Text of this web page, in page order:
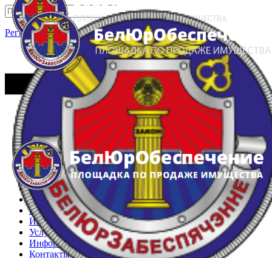
Регистрация Вход
Главная
Арестованное имущество
Реестр несостоявшихся торгов
Реестр переоценок
Частное имущество
Государственное имущество
Интернет-магазин
Интернет-витрина
Услуги
Информация
Контакты